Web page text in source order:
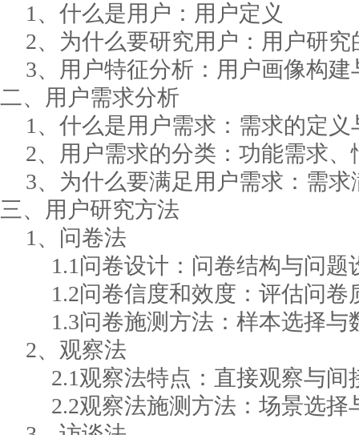
1、什么是用户：用户定义
2、为什么要研究用户：用户研
3、用户特征分析：用户画像构建
二、用户需求分析
1、什么是用户需求：需求的定义
2、用户需求的分类：功能需求
3、为什么要满足用户需求：需
三、用户研究方法
1、问卷法
1.1问卷设计：问卷结构与问题
1.2问卷信度和效度：评估问卷
1.3问卷施测方法：样本选择与
2、观察法
2.1观察法特点：直接观察与间
2.2观察法施测方法：场景选择